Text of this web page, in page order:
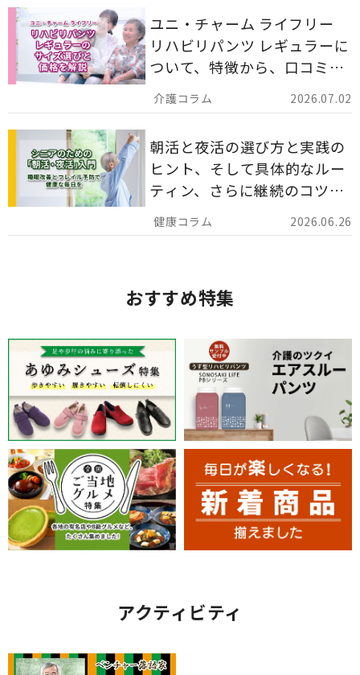
2026.07.02
ユニ・チャーム ライフリー
リハビリパンツ レギュラーに
ついて、特徴から、口コミ、
災害備蓄としての活用法まで
分かりやすく解説します。
2026.06.26
朝活と夜活の選び方と実践の
ヒント、そして具体的なルー
ティン、さらに継続のコツま
でを詳しくご紹介します。
おすすめ特集
アクティビティ